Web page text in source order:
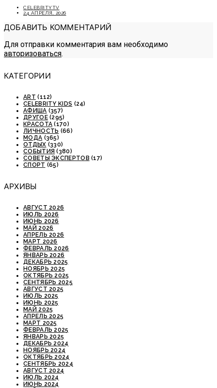
CELEBRITYTV
24 АПРЕЛЯ, 2026
ДОБАВИТЬ КОММЕНТАРИЙ
Для отправки комментария вам необходимо
авторизоваться.
КАТЕГОРИИ
ART (112)
CELEBRITY KIDS (24)
АФИША (357)
ДРУГОЕ(295)
КРАСОТА (170)
ЛИЧНОСТЬ (66)
МОДА (365)
ОТДЫХ (330)
СОБЫТИЯ (380)
СОВЕТЫ ЭКСПЕРТОВ (17)
СПОРТ (65)
АРХИВЫ
АВГУСТ 2026
ИЮЛЬ 2026
ИЮНЬ 2026
МАЙ 2026
АПРЕЛЬ 2026
МАРТ 2026
ФЕВРАЛЬ 2026
ЯНВАРЬ 2026
ДЕКАБРЬ 2025
НОЯБРЬ 2025
ОКТЯБРЬ 2025
СЕНТЯБРЬ 2025
АВГУСТ 2025
ИЮЛЬ 2025
ИЮНЬ 2025
МАЙ 2025
АПРЕЛЬ 2025
МАРТ 2025
ФЕВРАЛЬ 2025
ЯНВАРЬ 2025
ДЕКАБРЬ 2024
НОЯБРЬ 2024
ОКТЯБРЬ 2024
СЕНТЯБРЬ 2024
АВГУСТ 2024
ИЮЛЬ 2024
ИЮНЬ 2024